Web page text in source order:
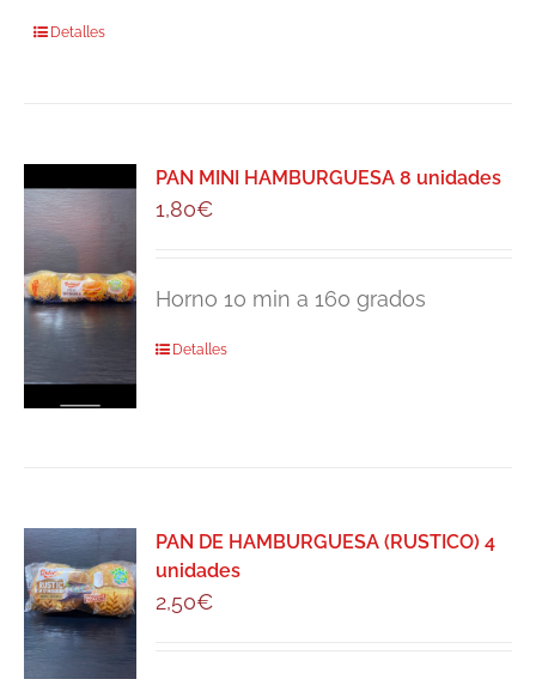
Detalles
PAN MINI HAMBURGUESA 8 unidades
1,80€
Horno 10 min a 160 grados
Detalles
PAN DE HAMBURGUESA (RUSTICO) 4
unidades
2,50€